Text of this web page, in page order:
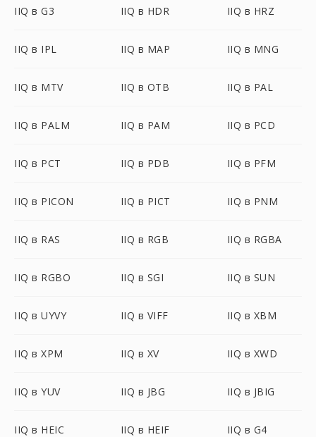
IIQ в G3 IIQ в HDR IIQ в HRZ
IIQ в IPL IIQ в MAP IIQ в MNG
IIQ в MTV IIQ в OTB IIQ в PAL
IIQ в PALM IIQ в PAM IIQ в PCD
IIQ в PCT IIQ в PDB IIQ в PFM
IIQ в PICON IIQ в PICT IIQ в PNM
IIQ в RAS IIQ в RGB IIQ в RGBA
IIQ в RGBO IIQ в SGI IIQ в SUN
IIQ в UYVY IIQ в VIFF IIQ в XBM
IIQ в XPM IIQ в XV IIQ в XWD
IIQ в YUV IIQ в JBG IIQ в JBIG
IIQ в HEIC IIQ в HEIF IIQ в G4